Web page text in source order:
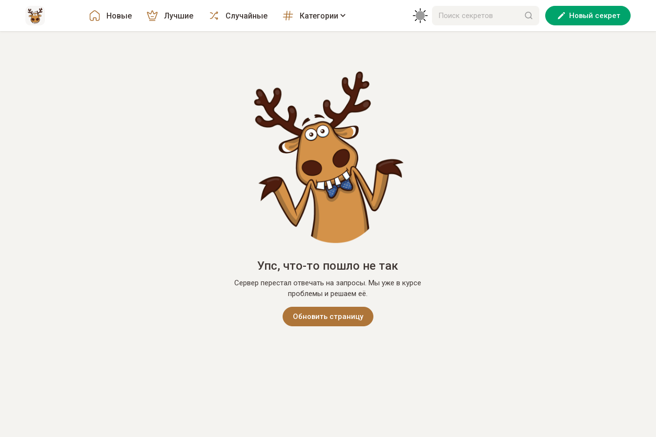
Новые Лучшие Случайные Категории Новый секрет
Упс, что-то пошло не так
Сервер перестал отвечать на запросы. Мы уже в курсе
проблемы и решаем её.
Обновить страницу